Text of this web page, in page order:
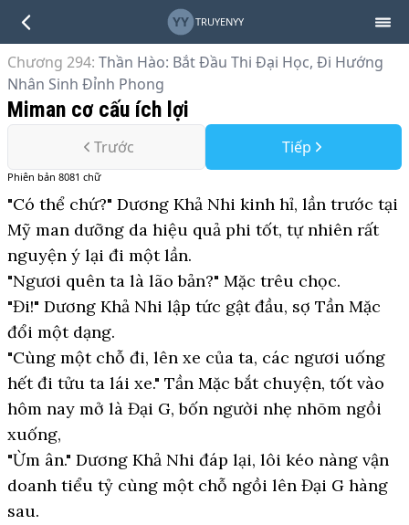
YY TRUYENYY
Chương 294: Thần Hào: Bắt Đầu Thi Đại Học, Đi Hướng
Nhân Sinh Đỉnh Phong
Miman cơ cấu ích lợi
Trước Tiếp
Phiên bản 8081 chữ
"Có thể chứ?" Dương Khả Nhi kinh hỉ, lần trước tại
Mỹ man dưỡng da hiệu quả phi tốt, tự nhiên rất
nguyện ý lại đi một lần.
"Ngươi quên ta là lão bản?" Mặc trêu chọc.
"Đi!" Dương Khả Nhi lập tức gật đầu, sợ Tần Mặc
đổi một dạng.
"Cùng một chỗ đi, lên xe của ta, các ngươi uống
hết đi tửu ta lái xe." Tần Mặc bắt chuyện, tốt vào
hôm nay mở là Đại G, bốn người nhẹ nhõm ngồi
xuống,
"Ừm ân." Dương Khả Nhi đáp lại, lôi kéo nàng vận
doanh tiểu tỷ cùng một chỗ ngồi lên Đại G hàng
sau.